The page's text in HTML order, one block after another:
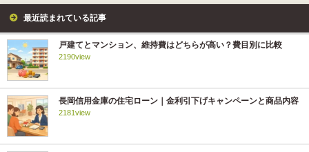
最近読まれている記事
戸建てとマンション、維持費はどちらが高い？費目別に比較
2190view
長岡信用金庫の住宅ローン｜金利引下げキャンペーンと商品内容
2181view